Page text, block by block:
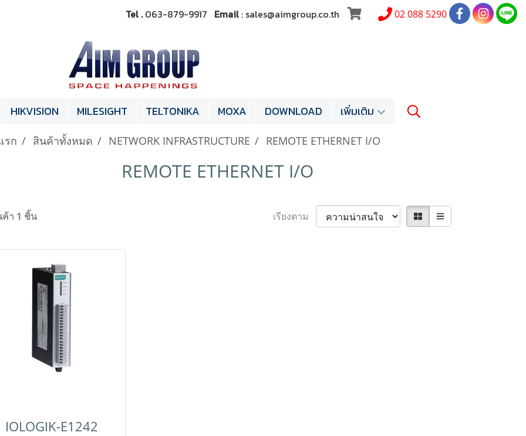
Tel .063-879-9917 Email : sales@aimgroup.co.th 02 088 5290
HIKVISION MILESIGHT TELTONIKA MOXA DOWNLOAD เพิ่มเติม
รก สินค้าทั้งหมด NETWORK INFRASTRUCTURE REMOTE ETHERNET I/O
REMOTE ETHERNET I/O
า 1 ชิ้น เรียงตาม
IOLOGIK-E1242